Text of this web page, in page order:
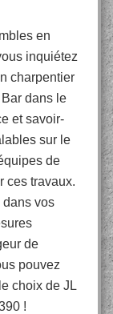
en
inquiétez
charpentier
dans le
et savoir-
sur le
de
ces travaux.
vos
de
pouvez
choix de JL
!